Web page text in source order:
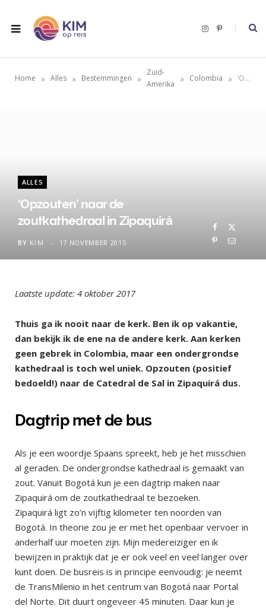
I
a
P
s
Home » Alles » Bestemmingen »
Zuid-
Amerika
» Colombia » ‘Opzouten’ naar de zoutkathedraal in Zipaquirá
ALLES
‘Opzouten’ naar de
zoutkathedraal in Zipaquirá
BY KIM 17 NOVEMBER 2015
Laatste update: 4 oktober 2017
Thuis ga ik nooit naar de kerk. Ben ik op vakantie,
dan bekijk ik de ene na de andere kerk. Aan kerken
geen gebrek in Colombia, maar een ondergrondse
kathedraal is toch wel uniek. Opzouten (positief
bedoeld!) naar de Catedral de Sal in Zipaquirá dus.
Dagtrip met de bus
Als je een woordje Spaans spreekt, heb je het misschien
al geraden. De ondergrondse kathedraal is gemaakt van
zout. Vanuit Bogotá kun je een dagtrip maken naar
Zipaquirá om de zoutkathedraal te bezoeken.
Zipaquirá ligt zo’n vijftig kilometer ten noorden van
Bogotá. In theorie zou je er met het openbaar vervoer in
anderhalf uur moeten zijn. Mijn medereiziger en ik
bewijzen in praktijk dat je er ook veel en veel langer over
kunt doen. De busreis is in principe eenvoudig: je neemt
de TransMilenio in het centrum van Bogotá naar Portal
del Norte. Dit duurt ongeveer 45 minuten. Daar kun je